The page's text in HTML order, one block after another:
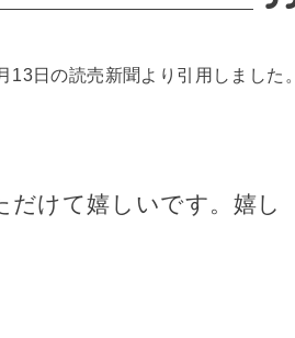
13日の読売新聞より引用しました。
だけて嬉しいです。嬉し